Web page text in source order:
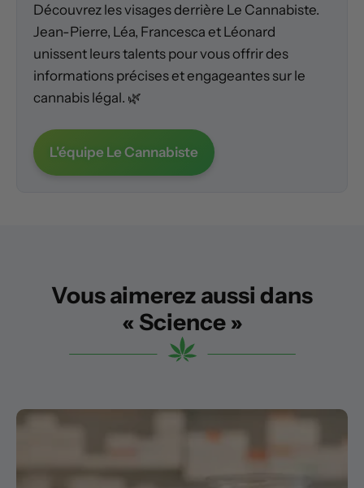
Découvrez les visages derrière Le Cannabiste.
Jean-Pierre, Léa, Francesca et Léonard
unissent leurs talents pour vous offrir des
informations précises et engageantes sur le
cannabis légal. 🌿
L'équipe Le Cannabiste
Vous aimerez aussi dans
« Science »